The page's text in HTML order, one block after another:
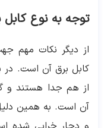
توجه به نوع کابل
از دیگر نکات مهم
کابل برق آن است. در
از هم جدا هستند و
آن است. به همین